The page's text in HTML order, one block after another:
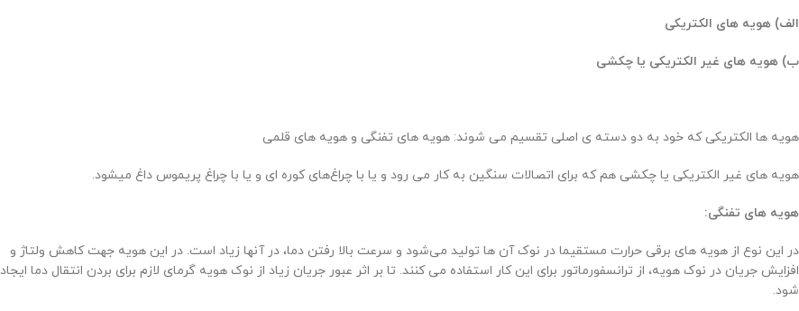
الف) هویه های الکتریکی
ب) هویه های غیر الکتریکی یا چکشی
هویه ها الکتریکی که خود به دو دسته ی اصلی تقسیم می شوند: هویه های تفنگی و هویه های قلمی
هویه های غیر الکتریکی یا چکشی هم که برای اتصالات سنگین به کار می رود و یا با چراغ‌های کوره ای و یا با چراغ پریموس داغ میشود.
هویه های تفنگی:
در این نوع از هویه های برقی حرارت مستقیما در نوک آن ها تولید می‌شود و سرعت بالا رفتن دما، در آنها زیاد است. در این هویه جهت کاهش ولتاژ و
افزایش جریان در نوک هویه، از ترانسفورماتور برای این کار استفاده می‌ کنند. تا بر اثر عبور جریان زیاد از نوک هویه گرمای لازم برای بردن انتقال دما ایجاد
شود.